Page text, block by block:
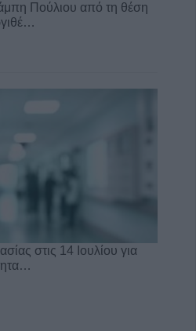
Πούλιου από τη θέση
στις 14 Ιουλίου για